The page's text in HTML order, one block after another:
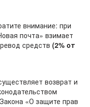
внимание: при
почта» взимает
средств (2% от
возврат и
«О защите прав